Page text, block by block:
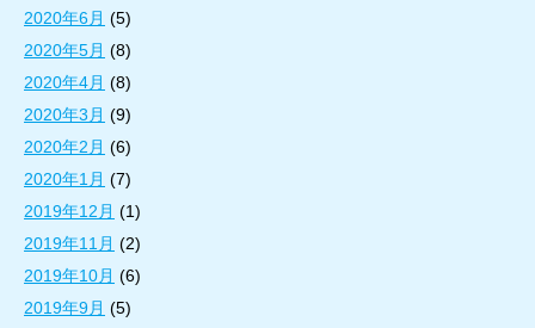
2020年6月 (5)
2020年5月 (8)
2020年4月 (8)
2020年3月 (9)
2020年2月 (6)
2020年1月 (7)
2019年12月 (1)
2019年11月 (2)
2019年10月 (6)
2019年9月 (5)